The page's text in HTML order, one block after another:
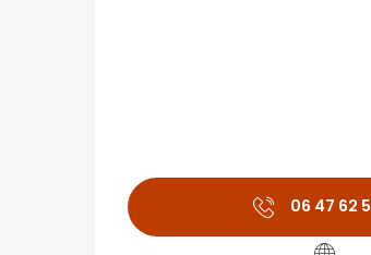
06 47 62